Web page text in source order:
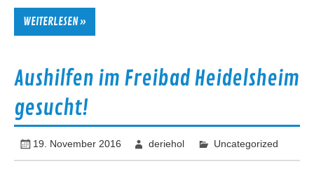
WEITERLESEN »
Aushilfen im Freibad Heidelsheim
gesucht!
19. November 2016 deriehol Uncategorized